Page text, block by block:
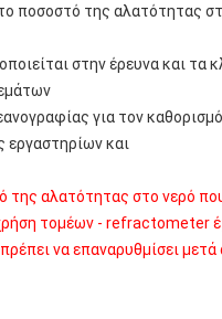
ποσοστό της αλατότητας
στην έρευνα και τα
για τον
εργαστηρίων και
της αλατότητας στο νερό
τομέων - refractometer
να επαναρυθμίσει